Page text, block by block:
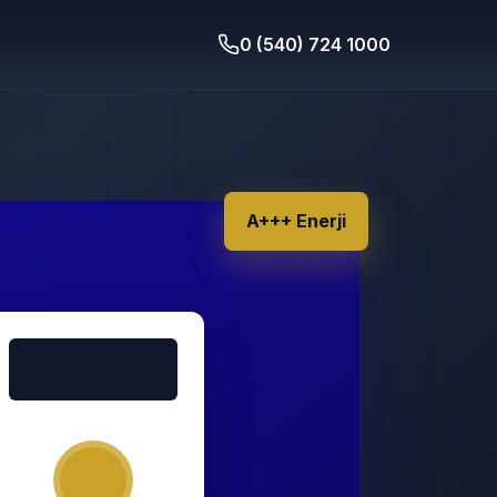
0 (540) 724 1000
A+++ Enerji